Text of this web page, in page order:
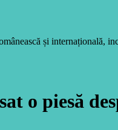
și
o piesă